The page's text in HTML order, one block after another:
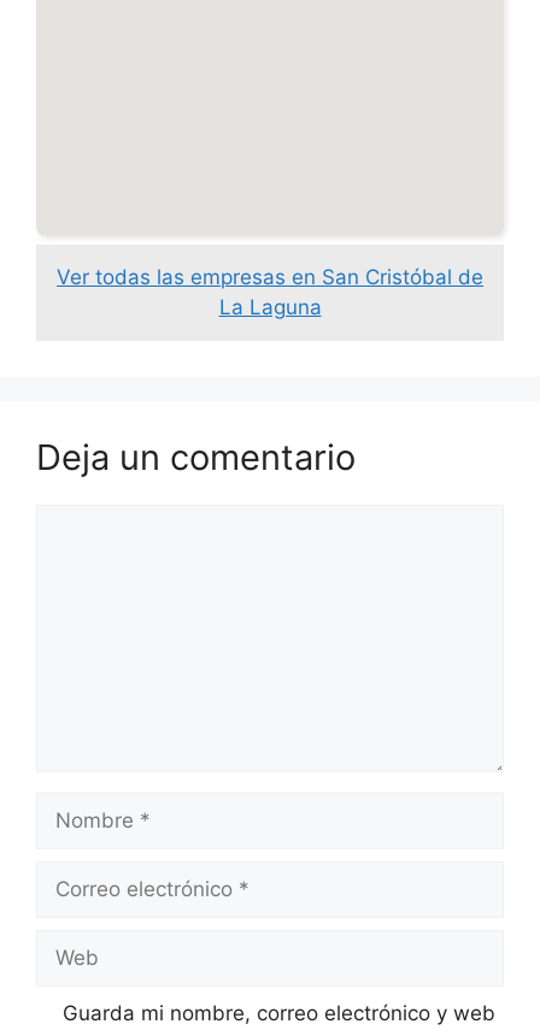
Ver todas las empresas en San Cristóbal de
La Laguna
Deja un comentario
Nombre
Correo
Web
Guarda mi nombre, correo electrónico y web